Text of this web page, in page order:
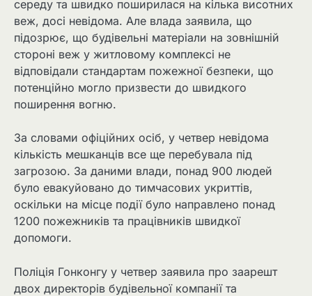
середу та швидко поширилася на кілька висотних
веж, досі невідома. Але влада заявила, що
підозрює, що будівельні матеріали на зовнішній
стороні веж у житловому комплексі не
відповідали стандартам пожежної безпеки, що
потенційно могло призвести до швидкого
поширення вогню.
За словами офіційних осіб, у четвер невідома
кількість мешканців все ще перебувала під
загрозою. За даними влади, понад 900 людей
було евакуйовано до тимчасових укриттів,
оскільки на місце події було направлено понад
1200 пожежників та працівників швидкої
допомоги.
Поліція Гонконгу у четвер заявила про заарешт
двох директорів будівельної компанії та